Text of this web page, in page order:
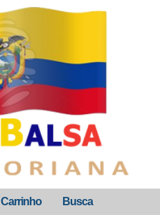
Carrinho Busca